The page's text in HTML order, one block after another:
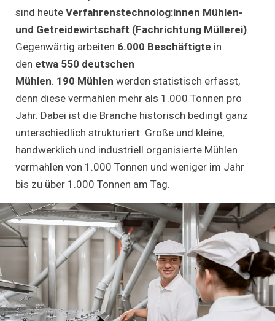
sind heute Verfahrenstechnolog:innen Mühlen-
und Getreidewirtschaft (Fachrichtung Müllerei).
Gegenwärtig arbeiten 6.000 Beschäftigte in
den etwa 550 deutschen
Mühlen. 190 Mühlen werden statistisch erfasst,
denn diese vermahlen mehr als 1.000 Tonnen pro
Jahr. Dabei ist die Branche historisch bedingt ganz
unterschiedlich strukturiert: Große und kleine,
handwerklich und industriell organisierte Mühlen
vermahlen von 1.000 Tonnen und weniger im Jahr
bis zu über 1.000 Tonnen am Tag.